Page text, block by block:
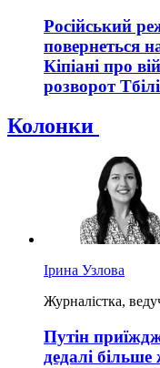
Російський
повернеться
Кіпіані про
розворот
Колонки
Ірина Узлова
Журналістка,
Путін
дедалі